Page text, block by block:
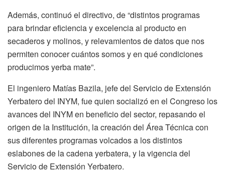
Además, continuó el directivo, de “distintos programas
para brindar eficiencia y excelencia al producto en
secaderos y molinos, y relevamientos de datos que nos
permiten conocer cuántos somos y en qué condiciones
producimos yerba mate”.
El ingeniero Matías Bazila, jefe del Servicio de Extensión
Yerbatero del INYM, fue quien socializó en el Congreso los
avances del INYM en beneficio del sector, repasando el
origen de la Institución, la creación del Área Técnica con
sus diferentes programas volcados a los distintos
eslabones de la cadena yerbatera, y la vigencia del
Servicio de Extensión Yerbatero.